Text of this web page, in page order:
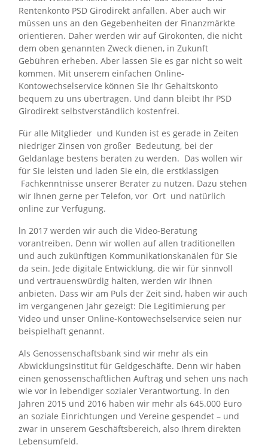
Rentenkonto PSD Girodirekt anfallen. Aber auch wir
müssen uns an den Gegebenheiten der Finanzmärkte
orientieren. Daher werden wir auf Girokonten, die nicht
dem oben genannten Zweck dienen, in Zukunft
Gebühren erheben. Aber lassen Sie es gar nicht so weit
kommen. Mit unserem einfachen Online-
Kontowechselservice können Sie Ihr Gehaltskonto
bequem zu uns übertragen. Und dann bleibt Ihr PSD
Girodirekt selbstverständlich kostenfrei.
Für alle Mitglieder und Kunden ist es gerade in Zeiten
niedriger Zinsen von großer Bedeutung, bei der
Geldanlage bestens beraten zu werden. Das wollen wir
für Sie leisten und laden Sie ein, die erstklassigen
Fachkenntnisse unserer Berater zu nutzen. Dazu stehen
wir Ihnen gerne per Telefon, vor Ort und natürlich
online zur Verfügung.
ln 2017 werden wir auch die Video-Beratung
vorantreiben. Denn wir wollen auf allen traditionellen
und auch zukünftigen Kommunikationskanälen für Sie
da sein. Jede digitale Entwicklung, die wir für sinnvoll
und vertrauenswürdig halten, werden wir Ihnen
anbieten. Dass wir am Puls der Zeit sind, haben wir auch
im vergangenen Jahr gezeigt: Die Legitimierung per
Video und unser Online-Kontowechselservice seien nur
beispielhaft genannt.
Als Genossenschaftsbank sind wir mehr als ein
Abwicklungsinstitut für Geldgeschäfte. Denn wir haben
einen genossenschaftlichen Auftrag und sehen uns nach
wie vor in lebendiger sozialer Verantwortung. ln den
Jahren 2015 und 2016 haben wir mehr als 645.000 Euro
an soziale Ein­richtungen und Vereine gespendet – und
zwar in unserem Geschäftsbereich, also Ihrem direkten
Lebensumfeld.